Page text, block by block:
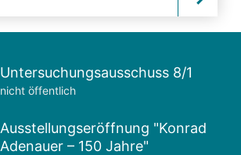
Untersuchungsausschuss 8/1
nicht öffentlich
Ausstellungseröffnung "Konrad
Adenauer – 150 Jahre"